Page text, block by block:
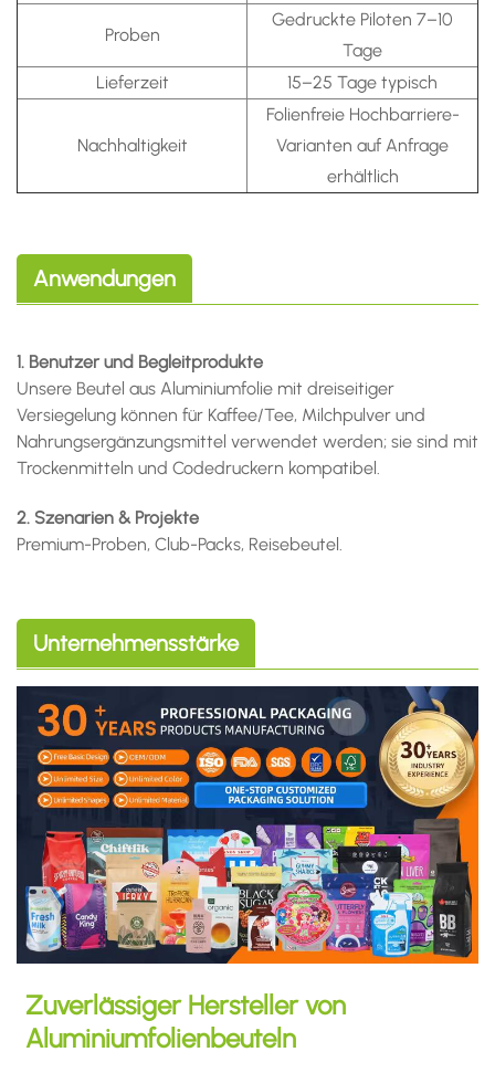
Proben
Gedruckte Piloten 7–10
Tage
Lieferzeit
15–25 Tage typisch
Nachhaltigkeit
Folienfreie Hochbarriere-
Varianten auf Anfrage
erhältlich
Anwendungen
1. Benutzer und Begleitprodukte
Unsere Beutel aus Aluminiumfolie mit dreiseitiger
Versiegelung können für Kaffee/Tee, Milchpulver und
Nahrungsergänzungsmittel verwendet werden; sie sind mit
Trockenmitteln und Codedruckern kompatibel.
2. Szenarien & Projekte
Premium-Proben, Club-Packs, Reisebeutel.
Unternehmensstärke
Zuverlässiger Hersteller von
Aluminiumfolienbeuteln